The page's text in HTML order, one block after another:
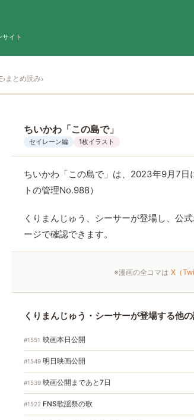
イト
›まとめ読み›
ちいかわ「この島で」
セイレーン編 1枚イラスト
ちいかわ「この島で」は、2023年9月7日
トの管理No.988）
くりまんじゅう、シーサーが登場し、公
ージで確認できます。
※漫画の全コマは X（
くりまんじゅう・シーサーが登場する他
#1551 映画本日公開
#1549 明日映画公開
#1539 映画公開まであと7日
#1522 FNS歌謡祭の歌